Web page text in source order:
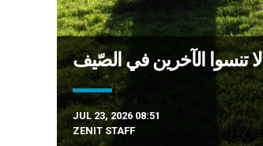
JUL 23, 2026 08:51
ZENIT STAFF